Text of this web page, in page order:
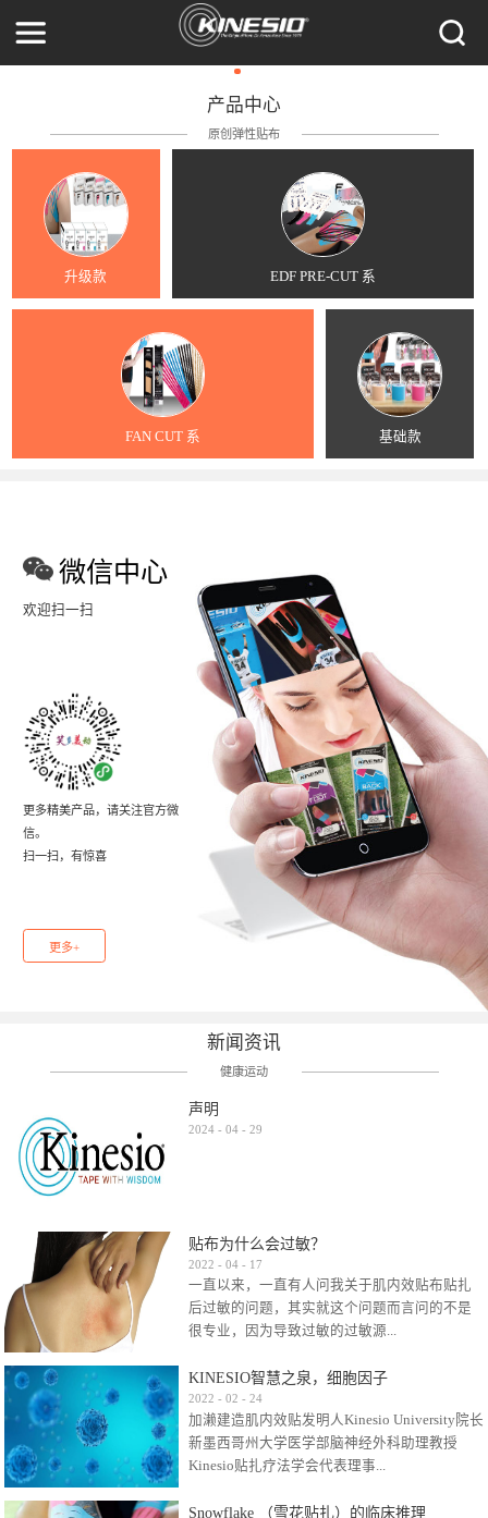
产品中心
原创弹性贴布
升级款 EDF PRE-CUT 系
FAN CUT 系 基础款
微信中心
欢迎扫一扫
更多精美产品，请关注官方微
信。
扫一扫，有惊喜
更多+
新闻资讯
健康运动
声明
2024 - 04 - 29
贴布为什么会过敏？
2022 - 04 - 17
一直以来，一直有人问我关于肌内效贴布贴扎
后过敏的问题，其实就这个问题而言问的不是
很专业，因为导致过敏的过敏源...
很多，比如试穿件衣服有时都会过敏，特定条
件下吃东西有时也会过敏，难道不吃不穿了？
其他品牌的在此我们不予评价，就KINESIO肌内
效贴布来说，40多年的研究开发制造肌内效贴
比如我本人，几乎天天接触KINESIO肌内效，无
KINESIO智慧之泉，细胞因子
2022 - 02 - 24
加濑建造肌内效贴发明人Kinesio University院长
新墨西哥州大学医学部脑神经外科助理教授
Kinesio贴扎疗法学会代表理事...
Snowflake （雪花贴扎）的临床推理